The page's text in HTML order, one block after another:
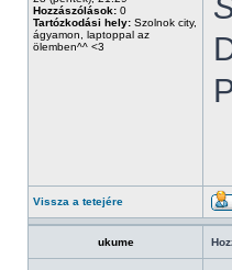
Hozzászólások: 0
Tartózkodási hely: Szolnok city,
ágyamon, laptoppal az
ölemben^^ <3
Vissza a tetejére
ukume